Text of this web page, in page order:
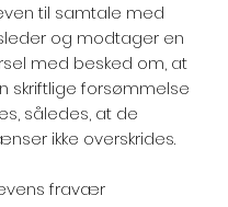
til samtale med
og modtager en
med besked om, at
forsømmelse
således, at de
ikke overskrides.
fravær